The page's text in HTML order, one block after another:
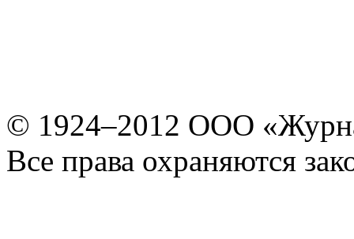
© 1924–2012 ООО
Все права охраняются